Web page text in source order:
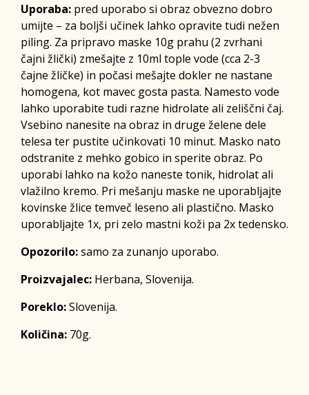
Uporaba: pred uporabo si obraz obvezno dobro
umijte – za boljši učinek lahko opravite tudi nežen
piling. Za pripravo maske 10g prahu (2 zvrhani
čajni žlički) zmešajte z 10ml tople vode (cca 2-3
čajne žličke) in počasi mešajte dokler ne nastane
homogena, kot mavec gosta pasta. Namesto vode
lahko uporabite tudi razne hidrolate ali zeliščni čaj.
Vsebino nanesite na obraz in druge želene dele
telesa ter pustite učinkovati 10 minut. Masko nato
odstranite z mehko gobico in sperite obraz. Po
uporabi lahko na kožo naneste tonik, hidrolat ali
vlažilno kremo. Pri mešanju maske ne uporabljajte
kovinske žlice temveč leseno ali plastično. Masko
uporabljajte 1x, pri zelo mastni koži pa 2x tedensko.
Opozorilo:samo za zunanjo uporabo.
Proizvajalec: Herbana, Slovenija.
Poreklo:Slovenija.
Količina: 70g.